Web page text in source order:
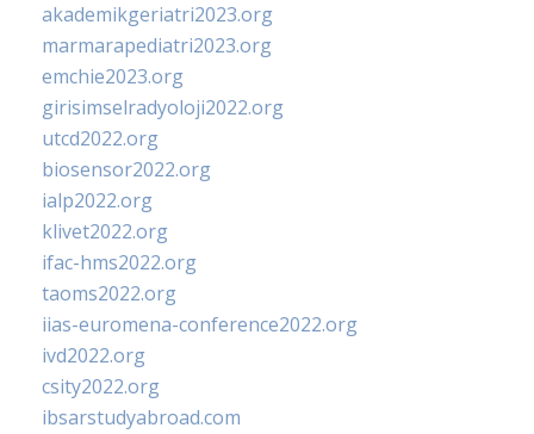
akademikgeriatri2023.org
marmarapediatri2023.org
emchie2023.org
girisimselradyoloji2022.org
utcd2022.org
biosensor2022.org
ialp2022.org
klivet2022.org
ifac-hms2022.org
taoms2022.org
iias-euromena-conference2022.org
ivd2022.org
csity2022.org
ibsarstudyabroad.com